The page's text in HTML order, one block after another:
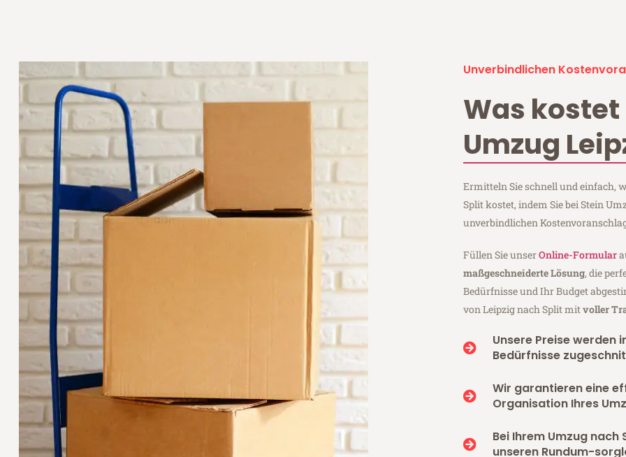
Unverbindlichen
Was kostet
Umzug
Ermitteln Sie schnell und einfach,
Split kostet, indem Sie bei Stein
unverbindlichen
Füllen Sie unserOnline-Formular
maßgeschneiderte Lösung, die
Bedürfnisse und Ihr Budget
von Leipzig nach Split mitvoller
Unsere Preise werden
Bedürfnisse
Wir garantieren eine
Organisation Ihres
Bei Ihrem Umzug nach
unseren Rundum-